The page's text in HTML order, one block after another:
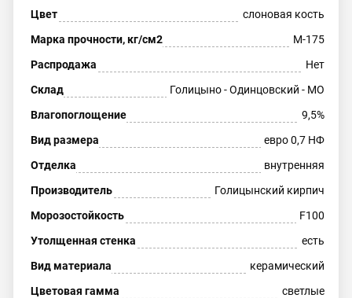
Цвет
слоновая кость
Марка прочности, кг/см2
М-175
Распродажа
Нет
Склад
Голицыно - Одинцовский - МО
Влагопоглощение
9,5%
Вид размера
евро 0,7 НФ
Отделка
внутренняя
Производитель
Голицынский кирпич
Морозостойкость
F100
Утолщенная стенка
есть
Вид материала
керамический
Цветовая гамма
светлые